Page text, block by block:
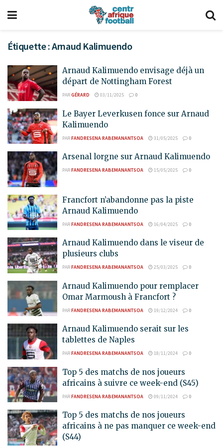
Étiquette :Arnaud Kalimuendo
Arnaud Kalimuendo envisage déjà un
départ de Nottingham Forest
PARGÉRARD 03/11/2025 0
Le Bayer Leverkusen fonce sur Arnaud
Kalimuendo
PARFANDRESENA RABEMANANTSOA 31/05/2025 0
Arsenal lorgne sur Arnaud Kalimuendo
PARFANDRESENA RABEMANANTSOA 15/05/2025 0
Francfort n’abandonne pas la piste
Arnaud Kalimuendo
PARFANDRESENA RABEMANANTSOA 16/04/2025 0
Arnaud Kalimuendo dans le viseur de
plusieurs clubs
PARFANDRESENA RABEMANANTSOA 25/03/2025 0
Arnaud Kalimuendo pour remplacer
Omar Marmoush à Francfort ?
PARFANDRESENA RABEMANANTSOA 19/12/2024 0
Arnaud Kalimuendo serait sur les
tablettes de Naples
PARFANDRESENA RABEMANANTSOA 18/11/2024 0
Top 5 des matchs de nos joueurs
africains à suivre ce week-end (S45)
PARFANDRESENA RABEMANANTSOA 09/11/2024 0
Top 5 des matchs de nos joueurs
africains à ne pas manquer ce week-end
(S44)